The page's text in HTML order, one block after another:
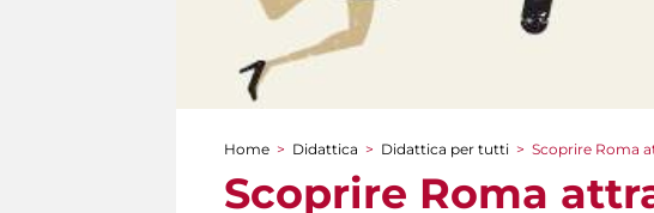
Tu sei qui
Home > Didattica > Didattica per tutti > Scoprire Roma
Scoprire Roma